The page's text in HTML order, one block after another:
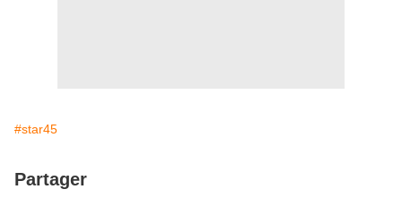
#star45
Partager